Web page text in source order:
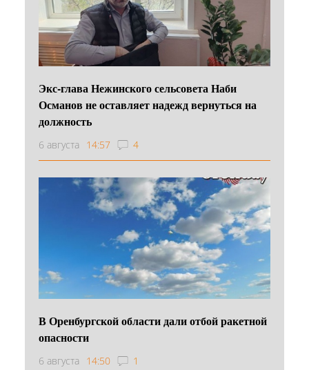
Экс-глава Нежинского сельсовета Наби
Османов не оставляет надежд вернуться на
должность
6 августа 14:57 4
В Оренбургской области дали отбой ракетной
опасности
6 августа 14:50 1